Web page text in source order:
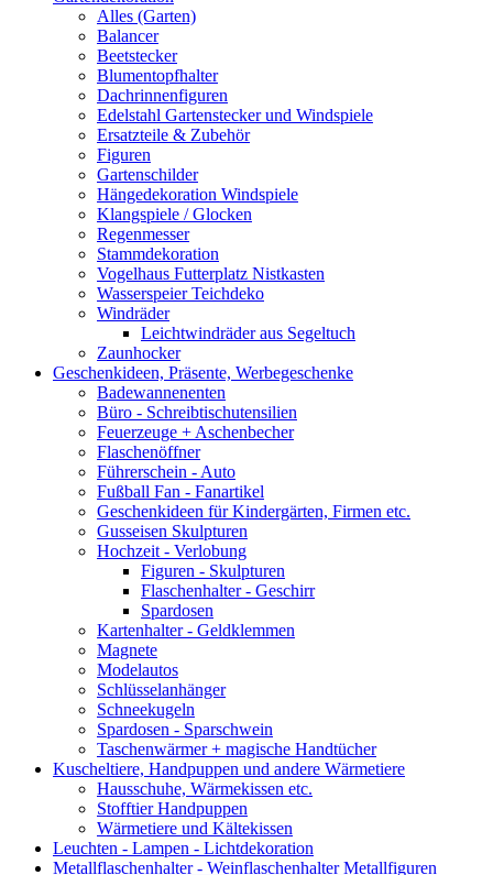
Alles (Garten)
Balancer
Beetstecker
Blumentopfhalter
Dachrinnenfiguren
Edelstahl Gartenstecker und Windspiele
Ersatzteile & Zubehör
Figuren
Gartenschilder
Hängedekoration Windspiele
Klangspiele / Glocken
Regenmesser
Stammdekoration
Vogelhaus Futterplatz Nistkasten
Wasserspeier Teichdeko
Windräder
Leichtwindräder aus Segeltuch
Zaunhocker
Geschenkideen, Präsente, Werbegeschenke
Badewannenenten
Büro - Schreibtischutensilien
Feuerzeuge + Aschenbecher
Flaschenöffner
Führerschein - Auto
Fußball Fan - Fanartikel
Geschenkideen für Kindergärten, Firmen etc.
Gusseisen Skulpturen
Hochzeit - Verlobung
Figuren - Skulpturen
Flaschenhalter - Geschirr
Spardosen
Kartenhalter - Geldklemmen
Magnete
Modelautos
Schlüsselanhänger
Schneekugeln
Spardosen - Sparschwein
Taschenwärmer + magische Handtücher
Kuscheltiere, Handpuppen und andere Wärmetiere
Hausschuhe, Wärmekissen etc.
Stofftier Handpuppen
Wärmetiere und Kältekissen
Leuchten - Lampen - Lichtdekoration
Metallflaschenhalter - Weinflaschenhalter Metallfiguren